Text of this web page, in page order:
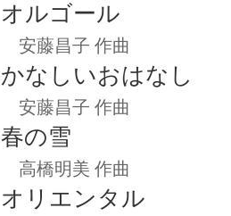
オルゴール
安藤昌子 作曲
かなしいおはなし
安藤昌子 作曲
春の雪
高橋明美 作曲
オリエンタル